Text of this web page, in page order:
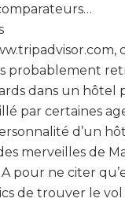
probablement
dans un hôtel
par certaines
d’un
merveilles de
pour ne citer
de trouver le vol